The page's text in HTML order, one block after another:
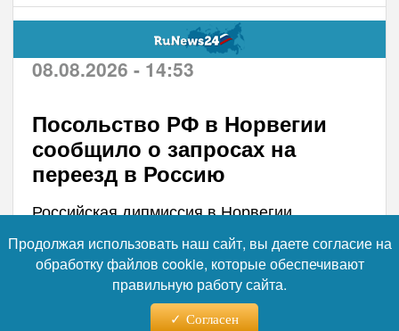
08.08.2026 - 14:53
Посольство РФ в Норвегии
сообщило о запросах на
переезд в Россию
Российская дипмиссия в Норвегии
ежемесячно получает от иностранцев
порядка одного-трёх обращений с
просьбами разъяснить порядок получения
специальной визы и дальнейшего переезда
в РФ. В посольстве уточнили, что заявители
Продолжая использовать наш сайт, вы даете согласие на
обработку файлов cookie, которые обеспечивают
правильную работу сайта.
Согласен